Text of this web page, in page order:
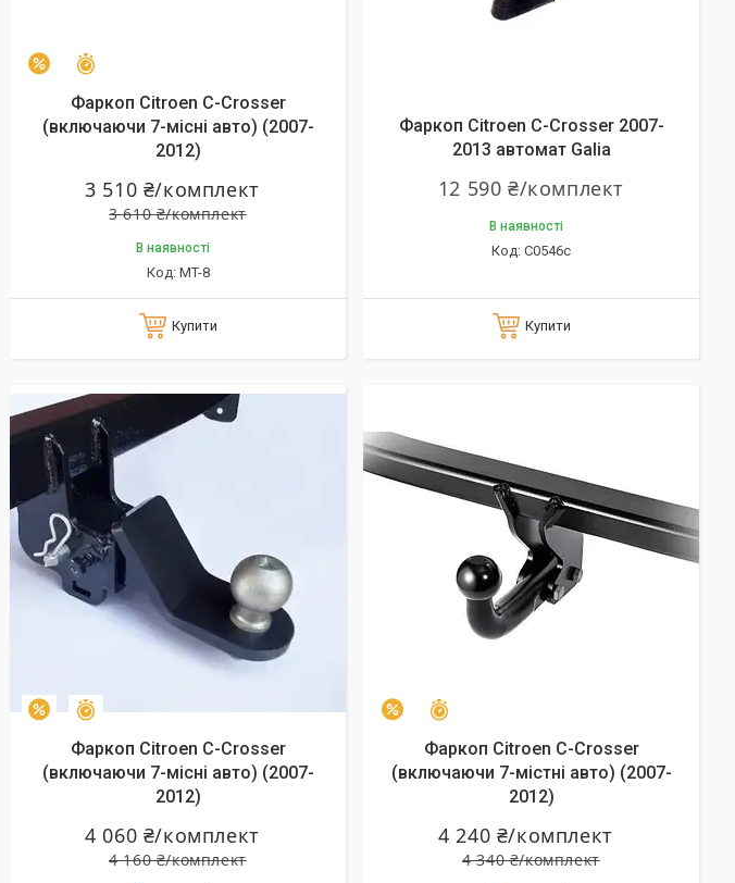
–3%
Фаркоп Citroen C-Crosser
(включаючи 7-місні авто) (2007-
2012)
3 610 ₴/комплект
3 510 ₴/комплект
В наявності
MT-8
Купити
Фаркоп Citroen C-Crosser 2007-
2013 автомат Galia
12 590 ₴/комплект
В наявності
C0546c
Купити
–2% Залишилось 25 днів
Фаркоп Citroen C-Crosser
(включаючи 7-місні авто) (2007-
2012)
4 160 ₴/комплект
4 060 ₴/комплект
–2%
Фаркоп Citroen C-Crosser
(включаючи 7-містні авто) (2007-
2012)
4 340 ₴/комплект
4 240 ₴/комплект